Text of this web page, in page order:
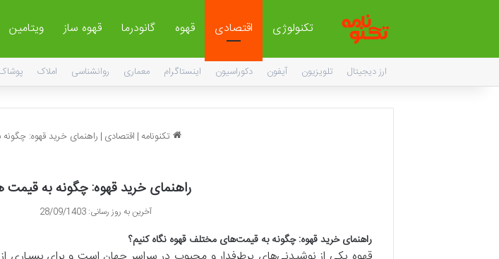
تکنولوژی اقتصادی قهوه گانودرما قهوه ساز ویتامین
ارز دیجیتال تلویزیون آیفون دکوراسیون اینستاگرام معماری روانشناسی املاک
تکنونامه | اقتصادی | راهنمای خرید قهوه:
راهنمای خرید قهوه: چگونه به
آخرین به روز رسانی: 28/09/1403
راهنمای خرید قهوه:چگونه به قیمتهای مختلف قهوه نگاه کنیم؟